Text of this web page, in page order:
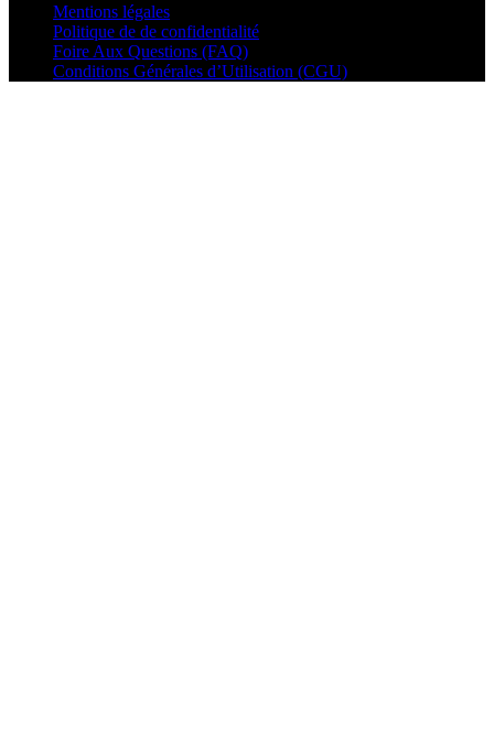
Mentions légales
Politique de de confidentialité
Foire Aux Questions (FAQ)
Conditions Générales d’Utilisation (CGU)